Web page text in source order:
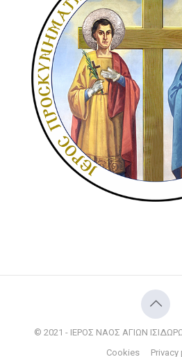
© 2021 - ΙΕΡΟΣ ΝΑΟΣ ΑΓΙΩΝ
Cookies